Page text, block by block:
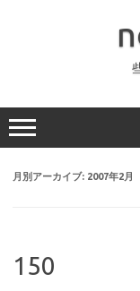
ッ
プ
月別アーカイブ: 2007年2月
150